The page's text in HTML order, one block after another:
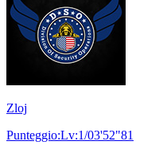
Zloj
Punteggio:Lv:1/03'52"81